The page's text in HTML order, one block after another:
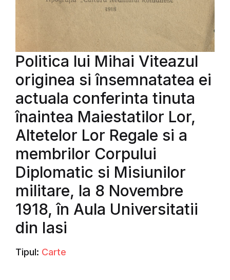
Politica lui Mihai Viteazul
originea si însemnatatea ei
actuala conferinta tinuta
înaintea Maiestatilor Lor,
Altetelor Lor Regale si a
membrilor Corpului
Diplomatic si Misiunilor
militare, la 8 Novembre
1918, în Aula Universitatii
din Iasi
Tipul: Carte